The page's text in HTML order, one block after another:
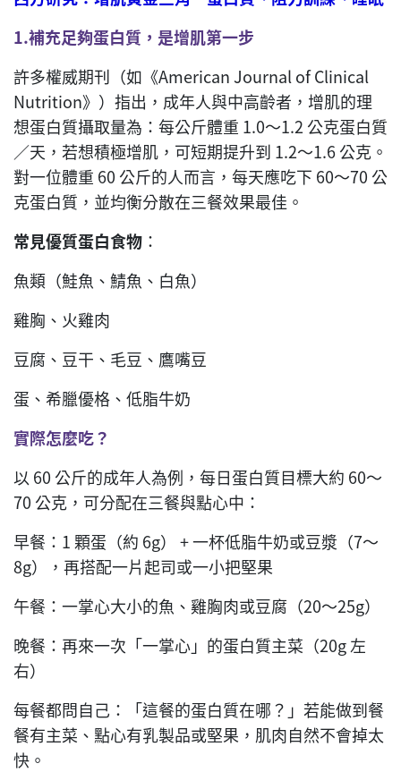
1.補充足夠蛋白質，是增肌第一步
許多權威期刊（如《American Journal of Clinical
Nutrition》）指出，成年人與中高齡者，增肌的理
想蛋白質攝取量為：每公斤體重 1.0～1.2 公克蛋白質
／天，若想積極增肌，可短期提升到 1.2～1.6 公克。
對一位體重 60 公斤的人而言，每天應吃下 60～70 公
克蛋白質，並均衡分散在三餐效果最佳。
常見優質蛋白食物 ：
魚類（鮭魚、鯖魚、白魚）
雞胸、火雞肉
豆腐、豆干、毛豆、鷹嘴豆
蛋、希臘優格、低脂牛奶
實際怎麼吃？
以 60 公斤的成年人為例，每日蛋白質目標大約 60～
70 公克，可分配在三餐與點心中：
早餐：1 顆蛋（約 6g） + 一杯低脂牛奶或豆漿（7～
8g），再搭配一片起司或一小把堅果
午餐：一掌心大小的魚、雞胸肉或豆腐（20～25g）
晚餐：再來一次「一掌心」的蛋白質主菜（20g 左
右）
每餐都問自己：「這餐的蛋白質在哪？」若能做到餐
餐有主菜、點心有乳製品或堅果，肌肉自然不會掉太
快。